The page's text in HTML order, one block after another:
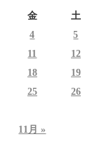
金 土
11月 »
4
5
11
12
18
19
25
26